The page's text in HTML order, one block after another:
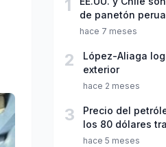
1
de panetón
hace 7 meses
2
López-Aliaga
exterior
hace 2 meses
3
Precio del
los 80 dólares
hace 5 meses